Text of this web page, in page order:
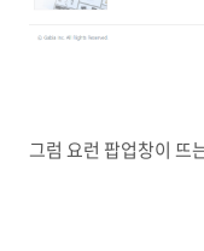
그럼 요런 팝업창이 뜨